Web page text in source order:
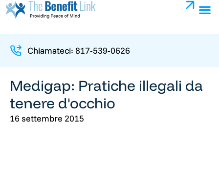
Chiamateci: 817-539-0626
Medigap: Pratiche illegali da
tenere d'occhio
16 settembre 2015